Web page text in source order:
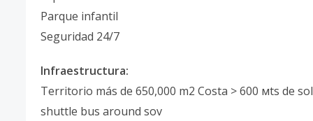
Parque infantil
Seguridad 24/7
Infraestructura:
Territorio más de 650,000 m2 Costa > 600 мts de
shuttle bus around sov